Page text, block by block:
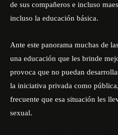
de sus compañeros e incluso
incluso la educación básica.
Ante este panorama muchas de
una educación que les brinde
provoca que no puedan
la iniciativa privada como
frecuente que esa situación les
sexual.